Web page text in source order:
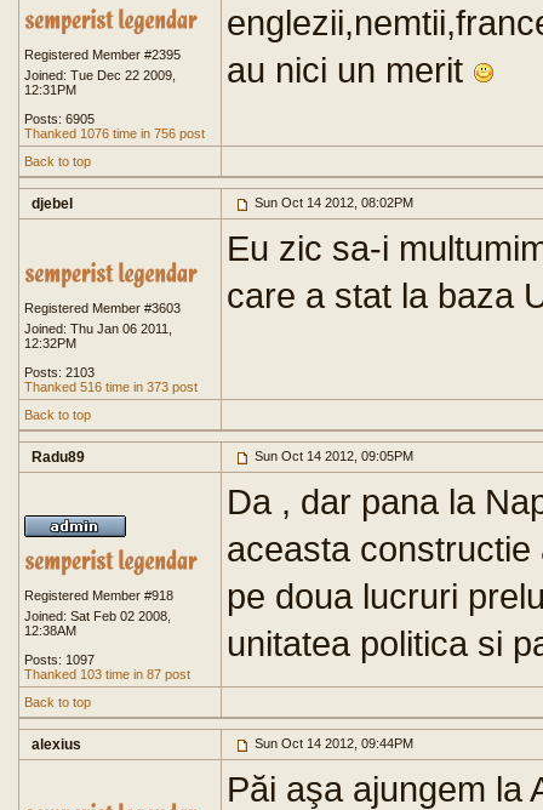
Registered Member #2395
Joined: Tue Dec 22 2009,
12:31PM
Posts: 6905
Thanked 1076 time in 756 post
au nici un merit
Back to top
djebel Sun Oct 14 2012, 08:02PM
Registered Member #3603
Joined: Thu Jan 06 2011,
12:32PM
Posts: 2103
Thanked 516 time in 373 post
Eu zic sa-i
care a stat la baza
Back to top
Radu89 Sun Oct 14 2012, 09:05PM
Registered Member #918
Joined: Sat Feb 02 2008,
12:38AM
Posts: 1097
Thanked 103 time in 87 post
Da , dar pana la
aceasta
pe doua lucruri
unitatea politica si
Back to top
alexius Sun Oct 14 2012, 09:44PM
Păi aşa ajungem la